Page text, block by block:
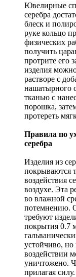
Ювелирные
серебра
блеск и
руке кольцо
физических
получить
протрите его
изделия
растворе с
нашатырного
тканью с
порошка,
протереть
Правила по
серебра
Изделия из
покрываются
воздействия
воздухе. Эта
во влажной
потемнению.
требуют
покрытия 0.7
устойчиво,
воздействии
уничтожено.
прилагая силу.